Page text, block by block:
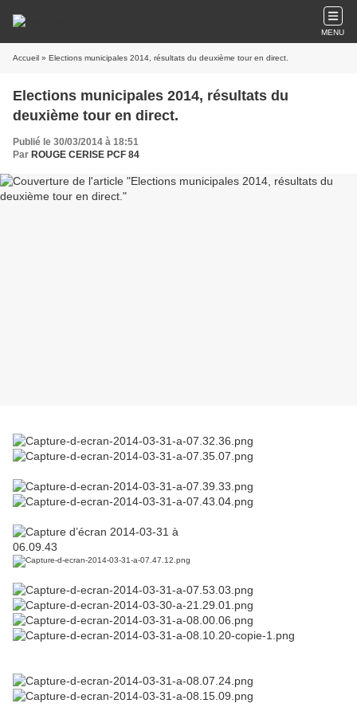
MENU
Accueil » Elections municipales 2014, résultats du deuxième tour en direct.
Elections municipales 2014, résultats du
deuxième tour en direct.
Publié le 30/03/2014 à 18:51
Par ROUGE CERISE PCF 84